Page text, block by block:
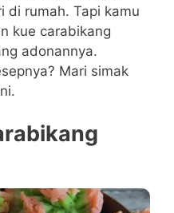
di rumah. Tapi kamu
kue carabikang
adonannya.
Mari simak